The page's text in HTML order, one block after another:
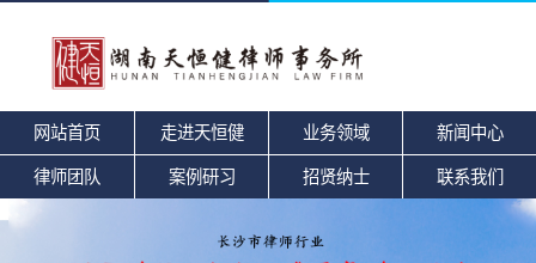
网站首页 走进天恒健 业务领域 新闻中心
律师团队 案例研习 招贤纳士 联系我们